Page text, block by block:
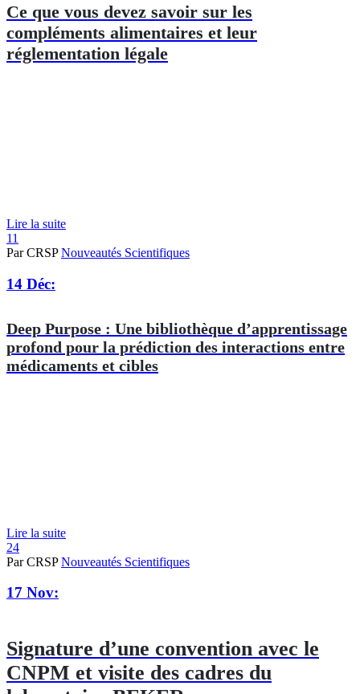
Ce que vous devez savoir sur les
compléments alimentaires et leur
réglementation légale
Lire la suite
11
Par CRSP Nouveautés Scientifiques
14 Déc:
Deep Purpose : Une bibliothèque d’apprentissage
profond pour la prédiction des interactions entre
médicaments et cibles
Lire la suite
24
Par CRSP Nouveautés Scientifiques
17 Nov:
Signature d’une convention avec le
CNPM et visite des cadres du